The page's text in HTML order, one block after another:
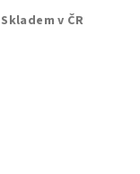
Skladem v ČR